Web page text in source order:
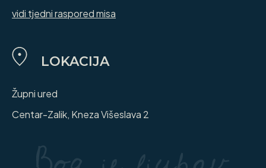
vidi tjedni raspored misa
LOKACIJA
Župni ured
Centar-Zalik, Kneza Višeslava 2